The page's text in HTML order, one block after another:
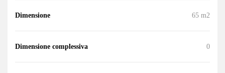
Dimensione 65 m2
Dimensione complessiva 0